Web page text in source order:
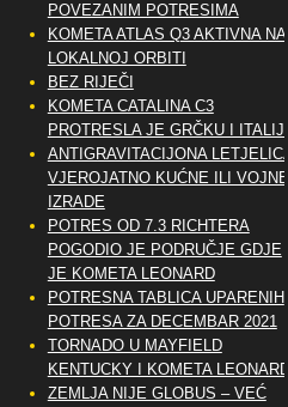
POVEZANIM POTRESIMA
KOMETA ATLAS Q3 AKTIVNA NA
LOKALNOJ ORBITI
BEZ RIJEČI
KOMETA CATALINA C3
PROTRESLA JE GRČKU I ITALIJU
ANTIGRAVITACIJONA LETJELICA
VJEROJATNO KUĆNE ILI VOJNE
IZRADE
POTRES OD 7.3 RICHTERA
POGODIO JE PODRUČJE GDJE
JE KOMETA LEONARD
POTRESNA TABLICA UPARENIH
POTRESA ZA DECEMBAR 2021
TORNADO U MAYFIELD
KENTUCKY I KOMETA LEONARD
ZEMLJA NIJE GLOBUS – VEĆ